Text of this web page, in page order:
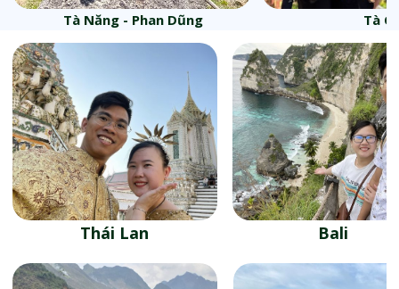
Tà Năng - Phan Dũng Tà
Thái Lan Bali